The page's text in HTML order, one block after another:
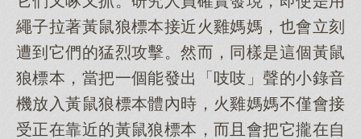
繩子拉著黃鼠狼標本接近火雞媽媽，也會立刻
遭到它們的猛烈攻擊。然而，同樣是這個黃鼠
狼標本，當把一個能發出「吱吱」聲的小錄音
機放入黃鼠狼標本體內時，火雞媽媽不僅會接
受正在靠近的黃鼠狼標本，而且會把它攏在自